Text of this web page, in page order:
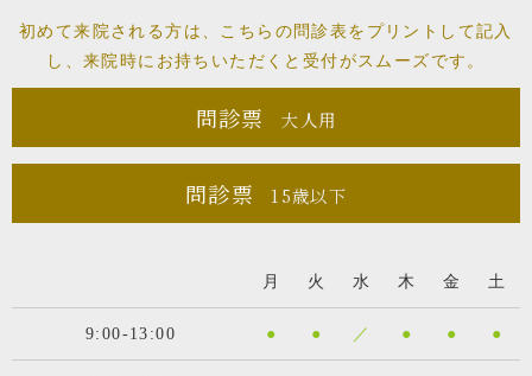
初めて来院される方は、こちらの問診表をプリントして記入
し、 来院時にお持ちいただくと受付がスムーズです。
問診票 大人用
問診票 15歳以下
月 火 水 木 金 土
9:00-13:00 ● ● ／ ● ● ●